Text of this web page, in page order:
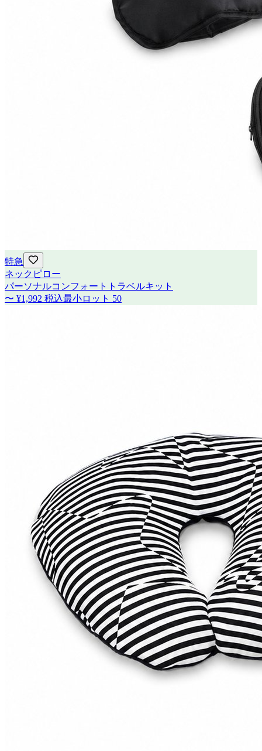
特急
ネックピロー
パーソナルコンフォートトラベルキット
〜 ¥1,992 税込最小ロット 50